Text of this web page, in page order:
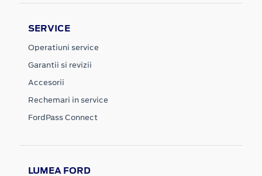
SERVICE
Operatiuni service
Garantii si revizii
Accesorii
Rechemari in service
FordPass Connect
LUMEA FORD